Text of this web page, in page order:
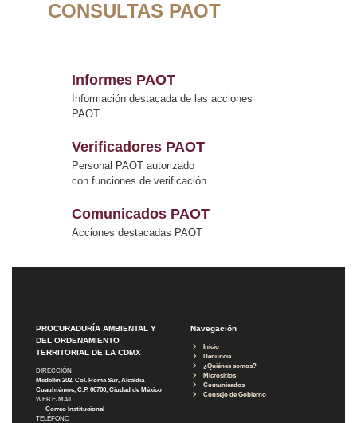
CONSULTAS PAOT
Informes PAOT
Información destacada de las acciones
PAOT
Verificadores PAOT
Personal PAOT autorizado
con funciones de verificación
Comunicados PAOT
Acciones destacadas PAOT
PROCURADURÍA AMBIENTAL Y
DEL ORDENAMIENTO
TERRITORIAL DE LA CDMX
DIRECCIÓN
Medellín 202, Col. Roma Sur, Alcaldía
Cuauhtémoc, C.P. 06700, Ciudad de México
WEB E-MAIL
Correo Institucional
TELÉFONO
Navegación
Inicio
Denuncia
¿Quiénes somos?
Micrositios
Comunicados
Consejo de Gobierno